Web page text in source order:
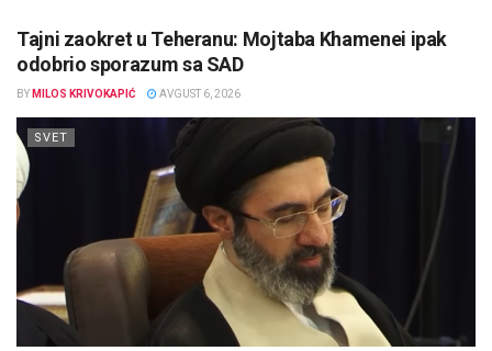
Tajni zaokret u Teheranu: Mojtaba Khamenei ipak
odobrio sporazum sa SAD
BY MILOS KRIVOKAPIĆ AVGUST 6, 2026
SVET